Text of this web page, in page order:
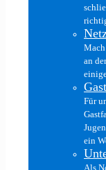
an
Für
ein
Als